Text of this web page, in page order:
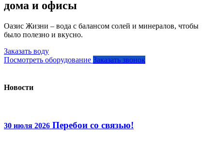
дома и офисы
Оазис Жизни – вода с балансом солей и минералов, чтобы
было полезно и вкусно.
Заказать воду
Посмотреть оборудование Заказать звонок
Новости
30 июля 2026 Перебои со связью!